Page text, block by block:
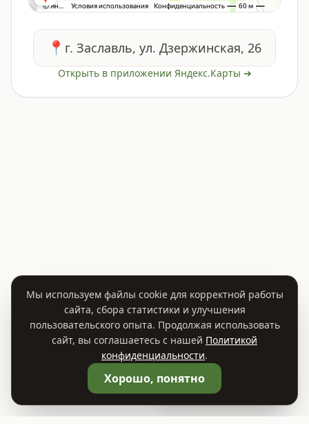
📍 г. Заславль, ул. Дзержинская, 26
Открыть в приложении Яндекс.Карты ➔
Мы используем файлы cookie для корректной работы
сайта, сбора статистики и улучшения
пользовательского опыта. Продолжая использовать
сайт, вы соглашаетесь с нашей Политикой
конфиденциальности.
Хорошо, понятно
🛒Корзина